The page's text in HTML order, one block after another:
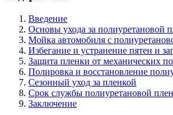
Введение
Основы ухода за полиуретановой
Мойка автомобиля с
Избегание и устранение пятен и
Защита пленки от механических
Полировка и восстановление
Сезонный уход за пленкой
Срок службы полиуретановой
Заключение